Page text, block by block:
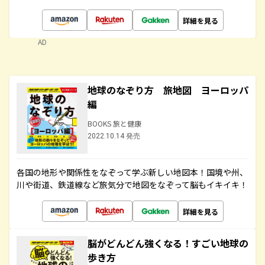
詳細を見る
AD
地球のなぞり方 旅地図 ヨーロッパ
編
BOOKS 旅と健康
2022.10.14 発売
各国の地形や関係性をなぞって学ぶ新しい地図本！国境や州、
川や街道、鉄道線など旅気分で地図をなぞって脳もイキイキ！
詳細を見る
脳がどんどん強くなる！すごい地球の
歩き方